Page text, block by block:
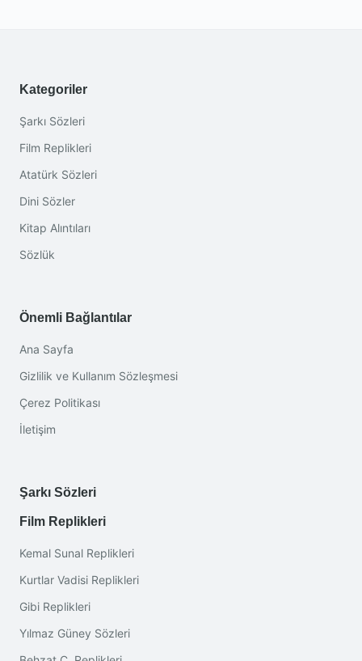
Kategoriler
Şarkı Sözleri
Film Replikleri
Atatürk Sözleri
Dini Sözler
Kitap Alıntıları
Sözlük
Önemli Bağlantılar
Ana Sayfa
Gizlilik ve Kullanım Sözleşmesi
Çerez Politikası
İletişim
Şarkı Sözleri
Film Replikleri
Kemal Sunal Replikleri
Kurtlar Vadisi Replikleri
Gibi Replikleri
Yılmaz Güney Sözleri